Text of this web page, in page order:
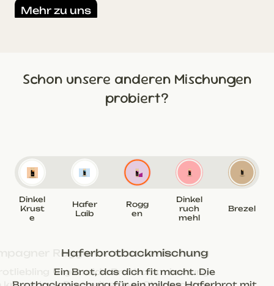
Mehr zu uns
Schon unsere anderen Mischungen
probiert?